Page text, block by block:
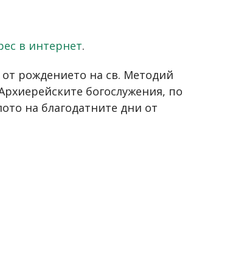
в интернет.
от рождението на св. Методий
богослужения, по
на благодатните дни от